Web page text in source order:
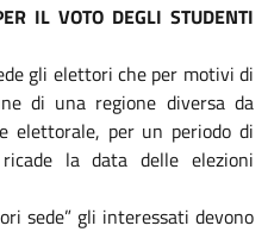
IL VOTO DEGLI STUDENTI
gli elettori che per motivi di
di una regione diversa da
elettorale, per un periodo di
la data delle elezioni
sede” gli interessati devono